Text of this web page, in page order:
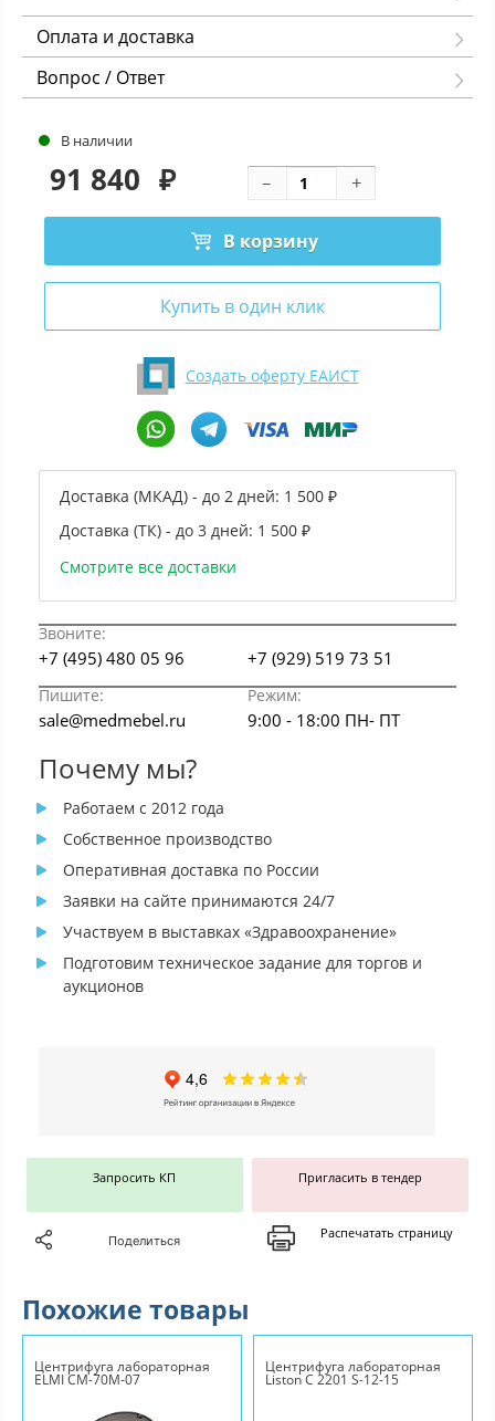
Оплата и доставка
Вопрос / Ответ
В наличии
91 840 ₽
В корзину
Купить в один клик
Создать оферту ЕАИСТ
Доставка (МКАД) - до 2 дней: 1 500 ₽
Доставка (ТК) - до 3 дней: 1 500 ₽
Смотрите все доставки
Звоните:
+7 (495) 480 05 96 +7 (929) 519 73 51
Пишите: Режим:
sale@medmebel.ru 9:00 - 18:00 ПН- ПТ
Почему мы?
Работаем с 2012 года
Собственное производство
Оперативная доставка по России
Заявки на сайте принимаются 24/7
Участвуем в выставках «Здравоохранение»
Подготовим техническое задание для торгов и
аукционов
Запросить КП Пригласить в тендер
Поделиться Распечатать страницу
Похожие товары
Центрифуга лабораторная
ELMI CM-70M-07
Центрифуга лабораторная
Liston C 2201 S-12-15